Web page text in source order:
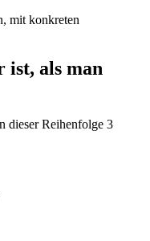
mit konkreten
ist, als man
dieser Reihenfolge 3